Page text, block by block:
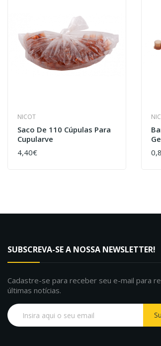
NICOT
Saco De 110 Cúpulas Para
Cupularve
4,40€
COMPRAR
SUBSCREVA-SE A NOSSA NEWSLETTER!
Cadastre-se para receber seu e-mail para
últimas notícias.